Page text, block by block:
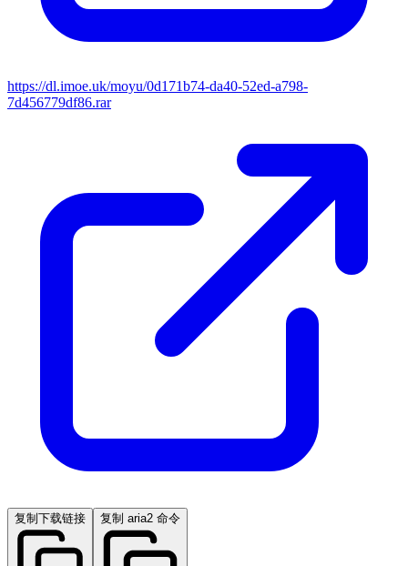
https://dl.imoe.uk/moyu/0d171b74-da40-52ed-a798-
7d456779df86.rar
复制下载链接 复制 aria2 命令